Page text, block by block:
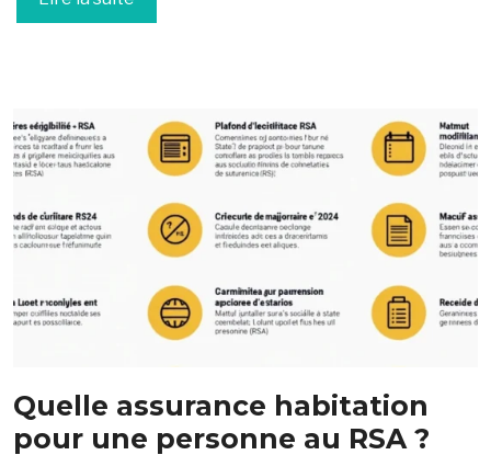
Quelle assurance habitation
pour une personne au RSA ?